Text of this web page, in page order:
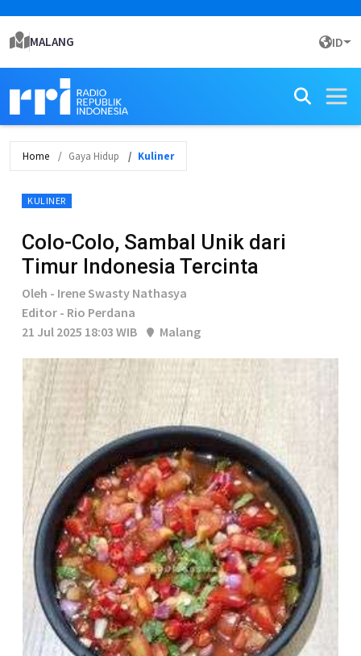
MALANG ID
Home Gaya Hidup Kuliner
KULINER
Colo-Colo, Sambal Unik dari
Timur Indonesia Tercinta
Oleh - Irene Swasty Nathasya
Editor - Rio Perdana
21 Jul 2025 18:03 WIB
Malang